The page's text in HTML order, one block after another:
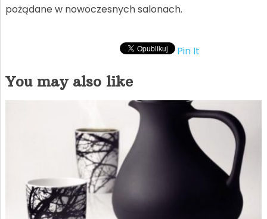
pożądane w nowoczesnych salonach.
Pin It
You may also like